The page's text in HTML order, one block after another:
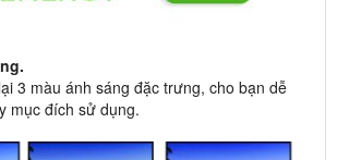
3 màu ánh sáng đặc trưng, cho bạn dễ
mục đích sử dụng.